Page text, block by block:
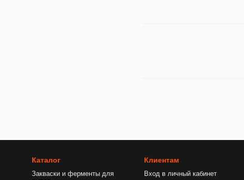
Каталог
Закваски и ферменты для
Клиентам
Вход в личный кабинет